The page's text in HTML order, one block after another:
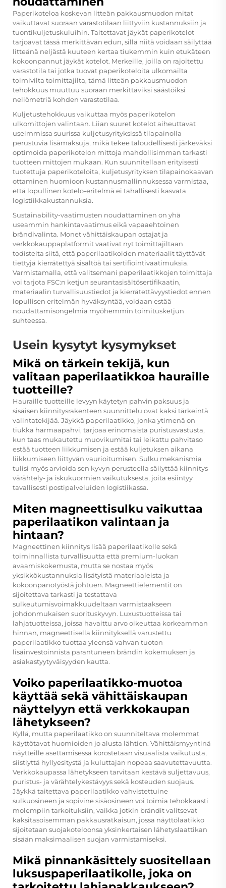
Paperikoteloa koskevan litteän pakkausmuodon mitat
vaikuttavat suoraan varastotilaan liittyviin kustannuksiin ja
tuontikuljetuskuluihin. Taitettavat jäykät paperikotelot
tarjoavat tässä merkittävän edun, sillä niitä voidaan säilyttää
litteänä neljästä kuuteen kertaa tiukemmin kuin etukäteen
kokoonpannut jäykät kotelot. Merkeille, joilla on rajoitettu
varastotila tai jotka tuovat paperikoteloita ulkomailta
toimivilta toimittajilta, tämä litteän pakkausmuodon
tehokkuus muuttuu suoraan merkittäviksi säästöiksi
neliömetriä kohden varastotilaa.
Kuljetustehokkuus vaikuttaa myös paperikotelon
ulkomittojen valintaan. Liian suuret kotelot aiheuttavat
useimmissa suurissa kuljetusyrityksissä tilapainolla
perustuvia lisämaksuja, mikä tekee taloudellisesti järkeväksi
optimoida paperikotelon mittoja mahdollisimman tarkasti
tuotteen mittojen mukaan. Kun suunnitellaan erityisesti
tuotettuja paperikoteloita, kuljetusyrityksen tilapainokaavan
ottaminen huomioon kustannusmallinnuksessa varmistaa,
että lopullinen kotelo-eritelmä ei tahallisesti kasvata
logistiikkakustannuksia.
Sustainability-vaatimusten noudattaminen on yhä
useammin hankintavaatimus eikä vapaaehtoinen
brändivalinta. Monet vähittäiskaupan ostajat ja
verkkokauppaplatformit vaativat nyt toimittajiltaan
todisteita siitä, että paperilaatikoiden materiaalit täyttävät
tiettyjä kierrätettyä sisältöä tai sertifiointivaatimuksia.
Varmistamalla, että valitsemani paperilaatikkojen toimittaja
voi tarjota FSC:n ketjun seurantasisältösertifikaatin,
materiaalin turvallisuustiedot ja kierrätettävyystiedot ennen
lopullisen eritelmän hyväksyntää, voidaan estää
noudattamisongelmia myöhemmin toimitusketjun
suhteessa.
Usein kysytyt kysymykset
Mikä on tärkein tekijä, kun
valitaan paperilaatikkoa hauraille
tuotteille?
Hauraille tuotteille levyyn käytetyn pahvin paksuus ja
sisäisen kiinnitysrakenteen suunnittelu ovat kaksi tärkeintä
valintatekijää. Jäykkä paperilaatikko, jonka ytimenä on
tiukka harmaapahvi, tarjoaa erinomaista puristusvastusta,
kun taas mukautettu muovikumitai tai leikattu pahvitaso
estää tuotteen liikkumisen ja estää kuljetuksen aikana
liikkumiseen liittyvän vaurioitumisen. Sulku mekanismia
tulisi myös arvioida sen kyvyn perusteella säilyttää kiinnitys
värähtely- ja iskukuormien vaikutuksesta, joita esiintyy
tavallisesti postipalveluiden logistiikassa.
Miten magneettisulku vaikuttaa
paperilaatikon valintaan ja
hintaan?
Magneettinen kiinnitys lisää paperilaatikolle sekä
toiminnallista turvallisuutta että premium-luokan
avaamiskokemusta, mutta se nostaa myös
yksikkökustannuksia lisätyistä materiaaleista ja
kokoonpanotyöstä johtuen. Magneettielementit on
sijoitettava tarkasti ja testattava
sulkeutumisvoimakkuudeltaan varmistaakseen
johdonmukaisen suorituskyvyn. Luxustuotteissa tai
lahjatuotteissa, joissa havaittu arvo oikeuttaa korkeamman
hinnan, magneettisella kiinnityksellä varustettu
paperilaatikko tuottaa yleensä vahvan tuoton
lisäinvestoinnista parantuneen brändin kokemuksen ja
asiakastyytyväisyyden kautta.
Voiko paperilaatikko-muotoa
käyttää sekä vähittäiskaupan
näyttelyyn että verkkokaupan
lähetykseen?
Kyllä, mutta paperilaatikko on suunniteltava molemmat
käyttötavat huomioiden jo alusta lähtien. Vähittäismyyntinä
näytteille asettamisessa korostetaan visuaalista vaikutusta,
siistiyttä hyllyesitystä ja kuluttajan nopeaa saavutettavuutta.
Verkkokaupassa lähetykseen tarvitaan kestävä suljettavuus,
puristus- ja värähtelykestävyys sekä kosteuden suojaus.
Jäykkä taitettava paperilaatikko vahvistettuine
sulkuosineen ja sopivine sisäosineen voi toimia tehokkaasti
molempiin tarkoituksiin, vaikka jotkin brändit valitsevat
kaksitasoisemman pakkausratkaisun, jossa näyttölaatikko
sijoitetaan suojakoteloonsa yksinkertaisen lähetyslaattikan
sisään maksimaalisen suojan varmistamiseksi.
Mikä pinnankäsittely suositellaan
luksuspaperilaatikolle, joka on